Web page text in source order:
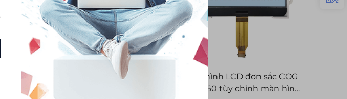
màn hình LCD đơn sắc 128x64
12864 ST7565R FSTN phản xạ
Màn hình LCD đơn sắc COG
240X160 tùy chỉnh màn hình